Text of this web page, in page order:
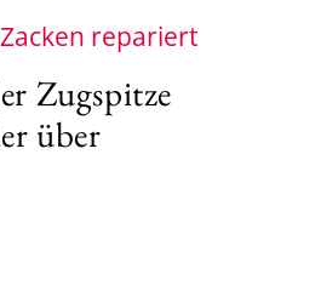
repariert
Zugspitze
über